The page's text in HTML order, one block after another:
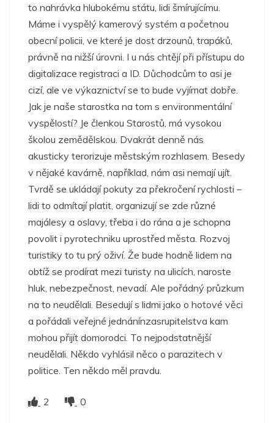
to nahrávka hlubokému státu, lidi šmírujícímu.
Máme i vyspělý kamerový systém a početnou
obecní policii, ve které je dost drzounů, trapáků,
právně na nižší úrovni. I u nás chtějí při přístupu do
digitalizace registraci a ID. Důchodcům to asi je
cizí, ale ve výkaznictví se to bude vyjímat dobře.
Jak je naše starostka na tom s environmentální
vyspělostí? Je členkou Starostů, má vysokou
školou zemědělskou. Dvakrát denně nás
akusticky terorizuje městským rozhlasem. Besedy
v nějaké kavárně, například, nám asi nemají ujít.
Tvrdě se ukládají pokuty za překročení rychlosti –
lidi to odmítají platit, organizují se zde různé
majálesy a oslavy, třeba i do rána a je schopna
povolit i pyrotechniku uprostřed města. Rozvoj
turistiky to tu prý oživí. Že bude hodně lidem na
obtíž se prodírat mezi turisty na ulicích, naroste
hluk, nebezpečnost, nevadí. Ale pořádný průzkum
na to neudělali. Besedují s lidmi jako o hotové věci
a pořádali veřejné jednánínzasrupitelstva kam
mohou přijít domorodci. To nejpodstatnější
neudělali. Někdo vyhlásil něco o parazitech v
politice. Ten někdo měl pravdu.
2 0